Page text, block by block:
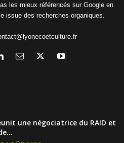
les mieux référencés sur Google en
issue des recherches organiques.
une négociatrice du RAID et